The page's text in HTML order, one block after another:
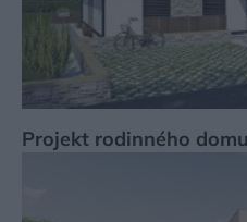
Projekt rodinného